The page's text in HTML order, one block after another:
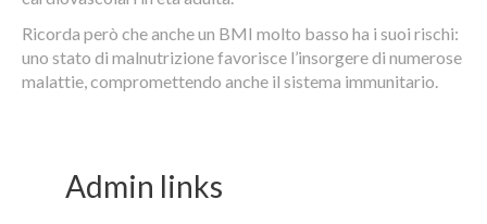
Ricorda però che anche un BMI molto basso ha i suoi rischi:
uno stato di malnutrizione favorisce l’insorgere di numerose
malattie, compromettendo anche il sistema immunitario.
Admin links